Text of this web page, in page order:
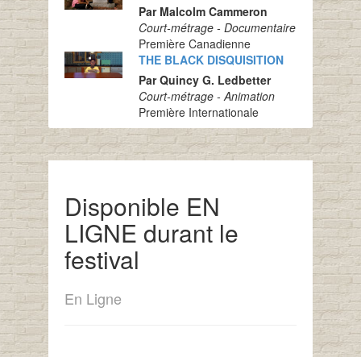
Par Malcolm Cammeron
Court-métrage - Documentaire
Première Canadienne
THE BLACK DISQUISITION
Par Quincy G. Ledbetter
Court-métrage - Animation
Première Internationale
Disponible EN
LIGNE durant le
festival
En Ligne